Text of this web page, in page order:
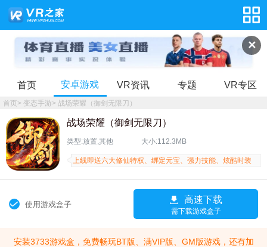
✕
首页 安卓游戏 VR资讯 专题 VR专区
首页> 变态手游> 战场荣耀（御剑无限刀）
战场荣耀（御剑无限刀）
类型:放置,其他 大小:112.3MB
上线即送六大修仙特权、绑定元宝、强力技能、炫酷时装
使用游戏盒子 高速下载
需下载游戏盒子
安装3733游戏盒，免费畅玩BT版、满VIP版、GM版游戏，还有加